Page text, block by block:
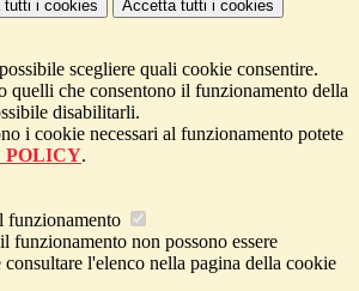
tutti i cookies Accetta tutti i cookies
scegliere quali cookie consentire.
quelli che consentono il funzionamento della
disabilitarli.
i cookie necessari al funzionamento potete
POLICY.
funzionamento
funzionamento non possono essere
l'elenco nella pagina della cookie